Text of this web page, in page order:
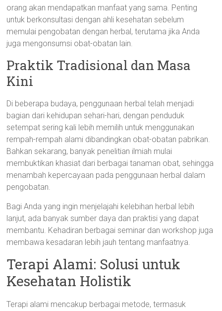
orang akan mendapatkan manfaat yang sama. Penting
untuk berkonsultasi dengan ahli kesehatan sebelum
memulai pengobatan dengan herbal, terutama jika Anda
juga mengonsumsi obat-obatan lain.
Praktik Tradisional dan Masa
Kini
Di beberapa budaya, penggunaan herbal telah menjadi
bagian dari kehidupan sehari-hari, dengan penduduk
setempat sering kali lebih memilih untuk menggunakan
rempah-rempah alami dibandingkan obat-obatan pabrikan.
Bahkan sekarang, banyak penelitian ilmiah mulai
membuktikan khasiat dari berbagai tanaman obat, sehingga
menambah kepercayaan pada penggunaan herbal dalam
pengobatan.
Bagi Anda yang ingin menjelajahi kelebihan herbal lebih
lanjut, ada banyak sumber daya dan praktisi yang dapat
membantu. Kehadiran berbagai seminar dan workshop juga
membawa kesadaran lebih jauh tentang manfaatnya.
Terapi Alami: Solusi untuk
Kesehatan Holistik
Terapi alami mencakup berbagai metode, termasuk